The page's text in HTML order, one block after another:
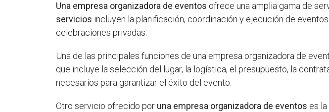
Una empresa organizadora de eventos ofrece una amplia gama de
servicios incluyen la planificación, coordinación y ejecución de
celebraciones privadas.
Una de las principales funciones de una empresa organizadora de
que incluye la selección del lugar, la logística, el presupuesto, la
necesarios para garantizar el éxito del evento.
Otro servicio ofrecido por una empresa organizadora de eventos es